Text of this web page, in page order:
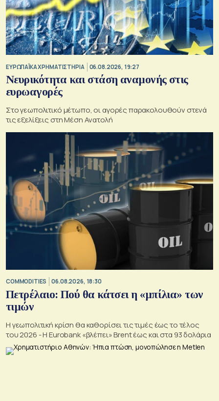
ΕΥΡΩΠΑΪΚΑ ΧΡΗΜΑΤΙΣΤΗΡΙΑ 06.08.2026, 19:27
Νευρικότητα και στάση αναμονής στις
ευρωαγορές
Στο γεωπολιτικό μέτωπο, οι αγορές παρακολουθούν στενά
τις εξελίξεις στη Μέση Ανατολή
COMMODITIES 06.08.2026, 18:30
Πετρέλαιο: Πού θα κάτσει η «μπίλια» των
τιμών
Η γεωπολιτική κρίση θα καθορίσει τις τιμές έως το τέλος
του 2026 - Η Eurobank «βλέπει» Brent έως και στα 93 δολάρια